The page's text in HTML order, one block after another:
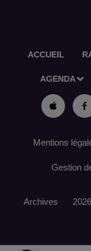
ACCUEIL
AGENDA
Mentions
Gestion
Archives 2026